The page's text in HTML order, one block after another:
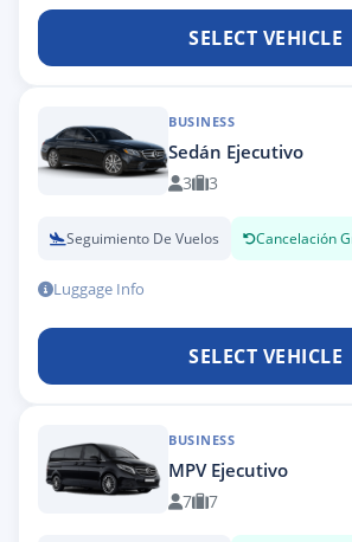
SELECT VEHICLE
BUSINESS
Sedán Ejecutivo
3 3
Seguimiento De Vuelos Cancelación
Luggage Info
SELECT VEHICLE
BUSINESS
MPV Ejecutivo
7 7